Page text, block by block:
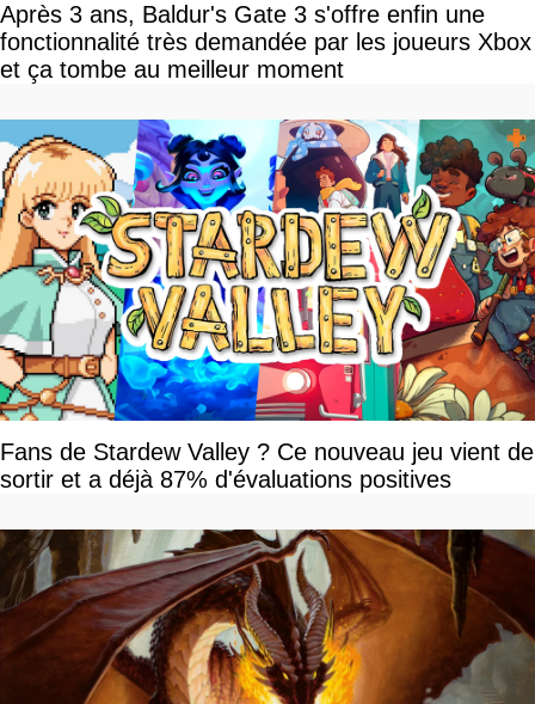
Après 3 ans, Baldur's Gate 3 s'offre enfin une
fonctionnalité très demandée par les joueurs Xbox
et ça tombe au meilleur moment
Fans de Stardew Valley ? Ce nouveau jeu vient de
sortir et a déjà 87% d'évaluations positives